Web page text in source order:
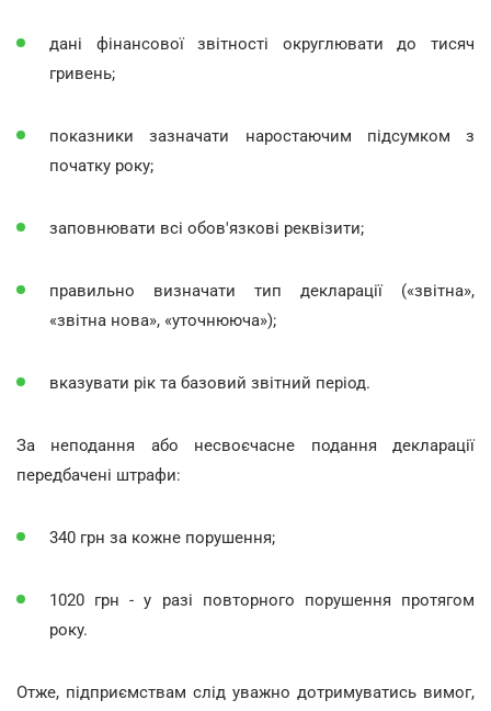
дані фінансової звітності округлювати до тисяч
гривень;
показники зазначати наростаючим підсумком з
початку року;
заповнювати всі обов'язкові реквізити;
правильно визначати тип декларації («звітна»,
«звітна нова», «уточнююча»);
вказувати рік та базовий звітний період.
За неподання або несвоєчасне подання декларації
передбачені штрафи:
340 грн за кожне порушення;
1020 грн - у разі повторного порушення протягом
року.
Отже, підприємствам слід уважно дотримуватись вимог,